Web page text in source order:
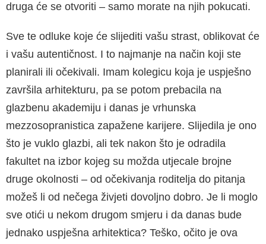
druga će se otvoriti – samo morate na njih pokucati.
Sve te odluke koje će slijediti vašu strast, oblikovat će
i vašu autentičnost. I to najmanje na način koji ste
planirali ili očekivali. Imam kolegicu koja je uspješno
završila arhitekturu, pa se potom prebacila na
glazbenu akademiju i danas je vrhunska
mezzosopranistica zapažene karijere. Slijedila je ono
što je vuklo glazbi, ali tek nakon što je odradila
fakultet na izbor kojeg su možda utjecale brojne
druge okolnosti – od očekivanja roditelja do pitanja
možeš li od nečega živjeti dovoljno dobro. Je li moglo
sve otići u nekom drugom smjeru i da danas bude
jednako uspješna arhitektica? Teško, očito je ova